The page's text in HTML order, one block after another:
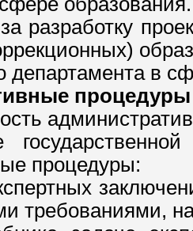
разработку
департамента в
процедуры
процедуры:
требованиями,